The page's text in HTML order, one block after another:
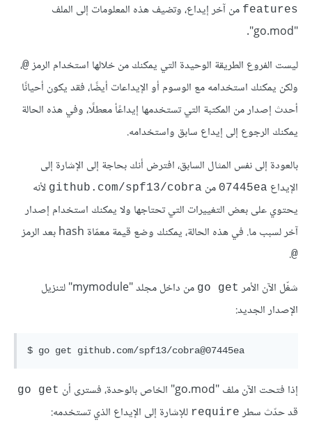
features من آخر إيداع، وتضيف هذه المعلومات إلى الملف
"go.mod".
ليست الفروع الطريقة الوحيدة التي يمكنك من خلالها استخدام الرمز@،
ولكن يمكنك استخدامه مع الوسوم أو الإيداعات أيضًا، فقد يكون أحيانًا
أحدث إصدار من المكتبة التي تستخدمها إيداعًأ معطلًا، وفي هذه الحالة
يمكنك الرجوع إلى إيداع سابق واستخدامه.
بالعودة إلى نفس المثال السابق، افترض أنك بحاجة إلى الإشارة إلى
الإيداع 07445ea من github.com/spf13/cobra لأنه
يحتوي على بعض التغييرات التي تحتاجها ولا يمكنك استخدام إصدار
آخر لسبب ما. في هذه الحالة، يمكنك وضع قيمة معمّاة hash بعد الرمز
@
.
شغّل الآن الأمر go get
من داخل مجلد "mymodule" لتنزيل
الإصدار الجديد:
إذا فتحت الآن ملف "go.mod" الخاص بالوحدة، فسترى أن go get
قد حدّث سطر require للإشارة إلى الإيداع الذي تستخدمه: